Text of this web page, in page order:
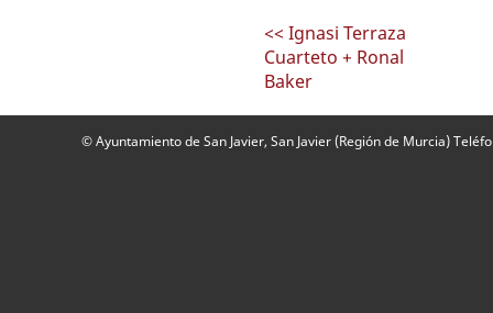
<< Ignasi Terraza
Cuarteto + Ronal
Baker
© Ayuntamiento de San Javier, San Javier (Región de Murcia)